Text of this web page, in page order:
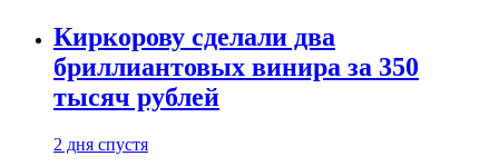
Киркорову сделали два
бриллиантовых винира за 350
тысяч рублей
2 дня спустя